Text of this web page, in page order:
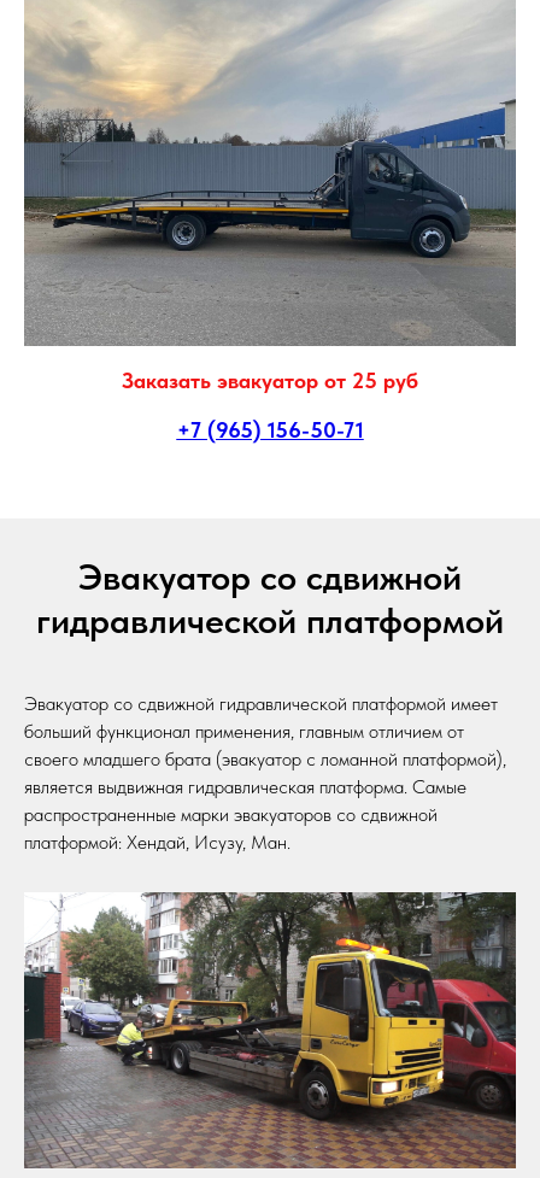
Заказать эвакуатор от 25 руб
+7 (965) 156-50-71
Эвакуатор со сдвижной
гидравлической платформой
Эвакуатор со сдвижной гидравлической платформой имеет
больший функционал применения, главным отличием от
своего младшего брата (эвакуатор с ломанной платформой),
является выдвижная гидравлическая платформа. Самые
распространенные марки эвакуаторов со сдвижной
платформой: Хендай, Исузу, Ман.